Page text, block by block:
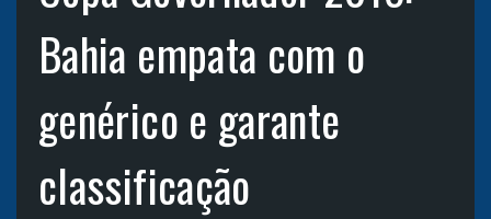
Bahia empata com o
genérico e garante
classificação